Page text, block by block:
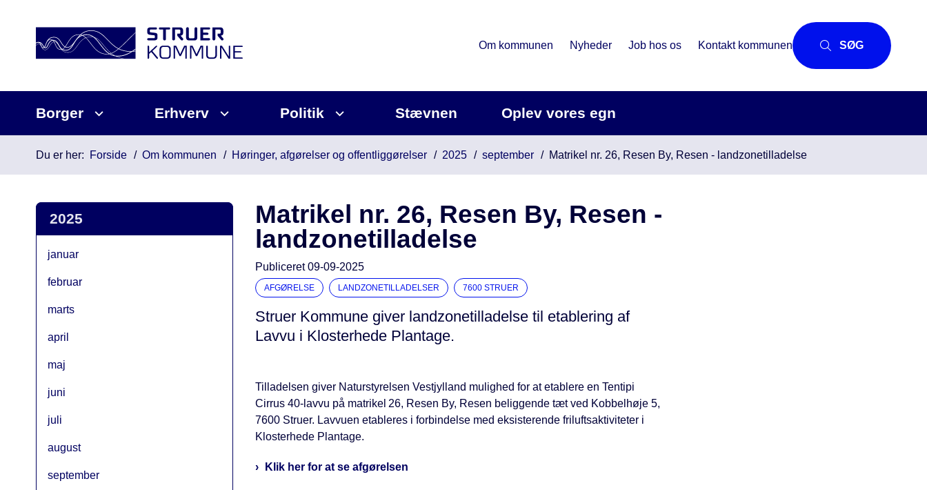
Om kommunen Nyheder Job hos os Kontakt kommunen SØG
Borger Erhverv Politik Stævnen Oplev vores egn
Du er her: Forside Om kommunen Høringer, afgørelser og offentliggørelser 2025 september Matrikel nr. 26, Resen By, Resen - landzonetilladelse
2025
januar
februar
marts
april
maj
juni
juli
august
september
Matrikel nr. 26, Resen By, Resen -
landzonetilladelse
Publiceret09-09-2025
AFGØRELSE LANDZONETILLADELSER 7600 STRUER
Struer Kommune giver landzonetilladelse til etablering af
Lavvu i Klosterhede Plantage.
Tilladelsen giver Naturstyrelsen Vestjylland mulighed for at etablere en Tentipi
Cirrus 40‑lavvu på matrikel 26, Resen By, Resen beliggende tæt ved Kobbelhøje 5,
7600 Struer. Lavvuen etableres i forbindelse med eksisterende friluftsaktiviteter i
Klosterhede Plantage.
Klik her for at se afgørelsen